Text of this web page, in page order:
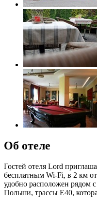
Об отеле
Гостей отеля Lord
бесплатным Wi-Fi, в 2 км
удобно расположен рядом
Польши, трассы E40,